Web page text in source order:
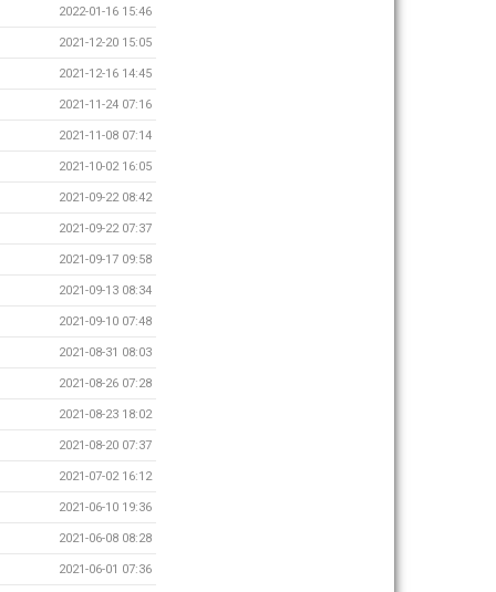
2022-01-16 15:46
2021-12-20 15:05
2021-12-16 14:45
2021-11-24 07:16
2021-11-08 07:14
2021-10-02 16:05
2021-09-22 08:42
2021-09-22 07:37
2021-09-17 09:58
2021-09-13 08:34
2021-09-10 07:48
2021-08-31 08:03
2021-08-26 07:28
2021-08-23 18:02
2021-08-20 07:37
2021-07-02 16:12
2021-06-10 19:36
2021-06-08 08:28
2021-06-01 07:36